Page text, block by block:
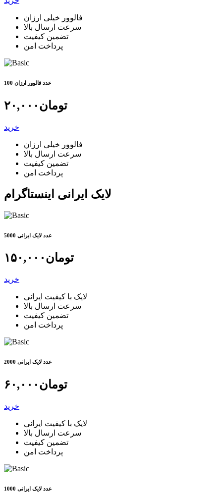
فالوور خیلی ارزان
سرعت ارسال بالا
تضمین کیفیت
پرداخت امن
100 عدد فالوور ارزان
۲۰,۰۰۰تومان
خرید
فالوور خیلی ارزان
سرعت ارسال بالا
تضمین کیفیت
پرداخت امن
لایک ایرانی اینستاگرام
5000 عدد لایک ایرانی
۱۵۰,۰۰۰تومان
خرید
لایک با کیفیت ایرانی
سرعت ارسال بالا
تضمین کیفیت
پرداخت امن
2000 عدد لایک ایرانی
۶۰,۰۰۰تومان
خرید
لایک با کیفیت ایرانی
سرعت ارسال بالا
تضمین کیفیت
پرداخت امن
1000 عدد لایک ایرانی